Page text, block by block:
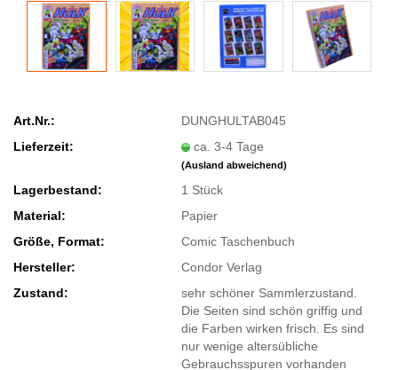
Art.Nr.:
DUNGHULTAB045
Lieferzeit:
ca. 3-4 Tage
(Ausland abweichend)
Lagerbestand: 1 Stück
Material:
Papier
Größe, Format:
Comic Taschenbuch
Hersteller:
Condor Verlag
Zustand:
sehr schöner Sammlerzustand.
Die Seiten sind schön griffig und
die Farben wirken frisch. Es sind
nur wenige altersübliche
Gebrauchsspuren vorhanden